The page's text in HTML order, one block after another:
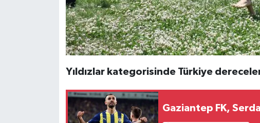
Yıldızlar kategorisinde Türkiye
Gaziantep FK,